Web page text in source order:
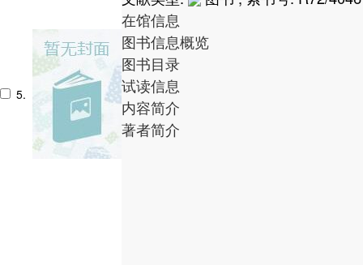
5.
在馆信息
图书信息概览
图书目录
试读信息
内容简介
著者简介